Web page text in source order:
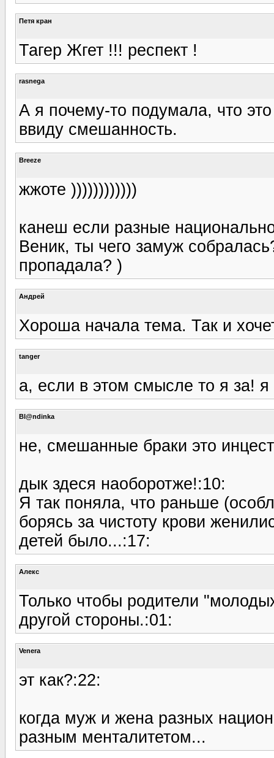
Петя кран
Тагер Жгет !!! респект !
rasnega
А я почему-то подумала, что
ввиду смешанность.
Breeze
жжоте ))))))))))))
канеш если разные
Веник, ты чего замуж
пропадала? )
Андрей
Хороша начала тема. Так и
tanger
а, если в этом смысле то я за!
Bl@ndinka
не, смешанные браки это
дык здеся наоборотже!:10:
Я так поняла, что раньше
борясь за чистоту крови
детей было...:17:
Алекс
Только чтобы родители
другой стороны.:01:
Venera
эт как?:22:
когда муж и жена разных
разным менталитетом...